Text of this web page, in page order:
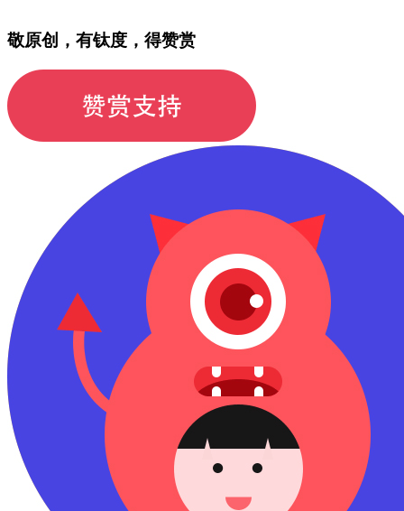
敬原创，有钛度，得赞赏